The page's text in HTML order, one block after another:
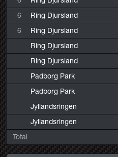
6
Ring Djursland
6
Ring Djursland
Ring Djursland
Ring Djursland
Padborg Park
Padborg Park
Jyllandsringen
Jyllandsringen
Total